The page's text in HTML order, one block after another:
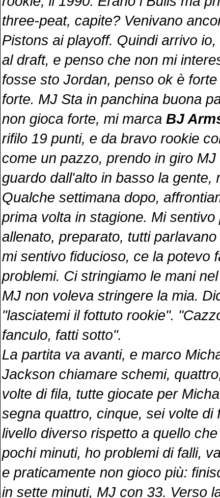
three-peat, capite? Venivano
Pistons ai playoff. Quindi arrivo
al draft, e penso che non mi
fosse sto Jordan, penso ok è
forte. MJ Sta in panchina buona
non gioca forte, mi marca BJ
rifilo 19 punti, e da bravo rookie
come un pazzo, prendo in giro
guardo dall'alto in basso la gente,
Qualche settimana dopo,
prima volta in stagione. Mi
allenato, preparato, tutti
mi sentivo fiducioso, ce la potevo
problemi. Ci stringiamo le mani
MJ non voleva stringere la mia.
"lasciatemi il fottuto rookie".
fanculo, fatti sotto".
La partita va avanti, e marco
Jackson chiamare schemi,
volte di fila, tutte giocate per
segna quattro, cinque, sei volte di
livello diverso rispetto a quello
pochi minuti, ho problemi di falli,
e praticamente non gioco più:
in sette minuti, MJ con 33. Verso